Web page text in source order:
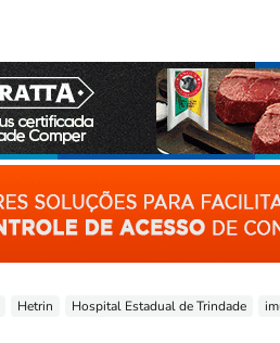
Hetrin Hospital Estadual de Trindade